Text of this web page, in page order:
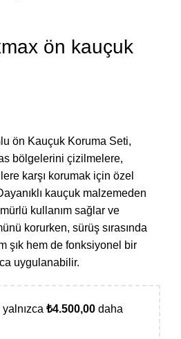
ön kauçuk
ön Kauçuk Koruma Seti,
bölgelerini çizilmelere,
karşı korumak için özel
kauçuk malzemeden
kullanım sağlar ve
korurken, sürüş sırasında
şık hem de fonksiyonel bir
uygulanabilir.
₺4.500,00 daha